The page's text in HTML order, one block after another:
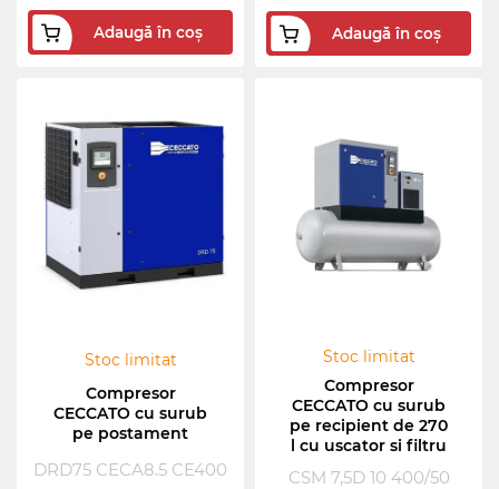
Adaugă în coș Adaugă în coș
Stoc limitat
Compresor
CECCATO cu surub
pe postament
DRD75 CECA8.5 CE400
Stoc limitat
Compresor
CECCATO cu surub
pe recipient de 270
l cu uscator si filtru
CSM 7,5D 10 400/50